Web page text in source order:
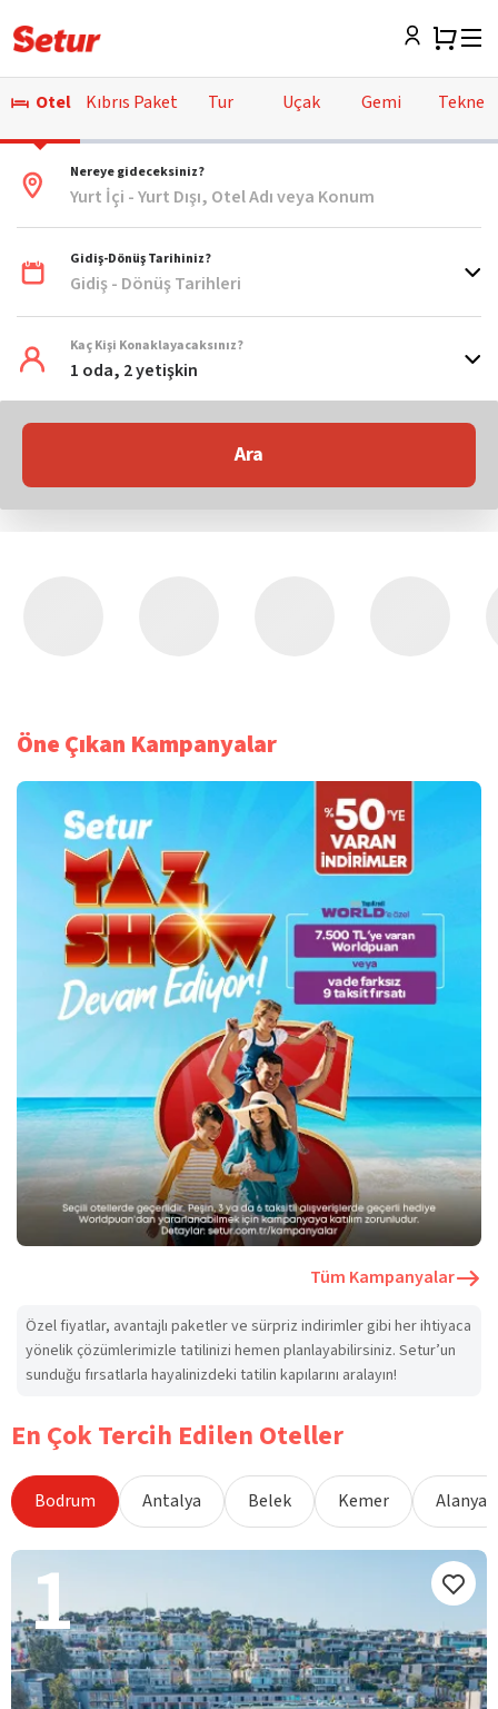
Otel Kıbrıs Paket Tur Uçak Gemi Tekne
Nereye gideceksiniz?
Yurt İçi - Yurt Dışı, Otel Adı veya Konum
Gidiş-Dönüş Tarihiniz?
Gidiş - Dönüş Tarihleri
Kaç Kişi Konaklayacaksınız?
1 oda, 2 yetişkin
Ara
Öne Çıkan Kampanyalar
Tüm Kampanyalar
Özel fiyatlar, avantajlı paketler ve sürpriz indirimler gibi her ihtiyaca
yönelik çözümlerimizle tatilinizi hemen planlayabilirsiniz. Setur’un
sunduğu fırsatlarla hayalinizdeki tatilin kapılarını aralayın!
En Çok Tercih Edilen Oteller
Bodrum Antalya Belek Kemer Alanya
1